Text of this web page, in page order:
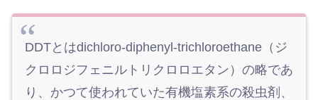
DDTとはdichloro-diphenyl-trichloroethane（ジ
クロロジフェニルトリクロロエタン）の略であ
り、かつて使われていた有機塩素系の殺虫剤、